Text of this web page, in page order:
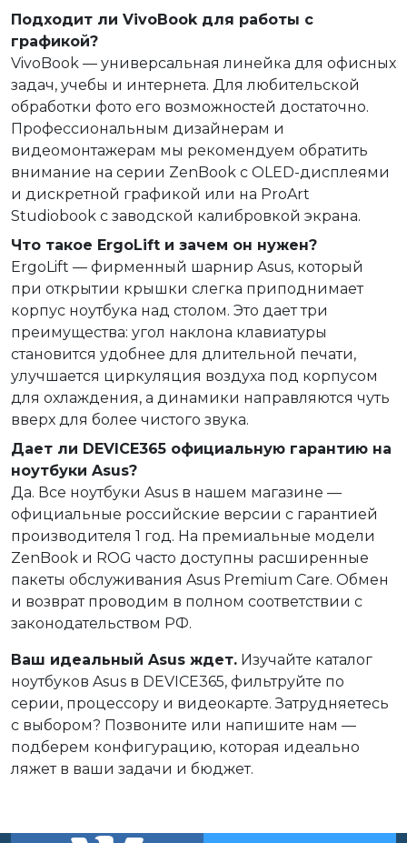
Подходит ли VivoBook для работы с
графикой?
VivoBook — универсальная линейка для офисных
задач, учебы и интернета. Для любительской
обработки фото его возможностей достаточно.
Профессиональным дизайнерам и
видеомонтажерам мы рекомендуем обратить
внимание на серии ZenBook с OLED-дисплеями
и дискретной графикой или на ProArt
Studiobook с заводской калибровкой экрана.
Что такое ErgoLift и зачем он нужен?
ErgoLift — фирменный шарнир Asus, который
при открытии крышки слегка приподнимает
корпус ноутбука над столом. Это дает три
преимущества: угол наклона клавиатуры
становится удобнее для длительной печати,
улучшается циркуляция воздуха под корпусом
для охлаждения, а динамики направляются чуть
вверх для более чистого звука.
Дает ли DEVICE365 официальную гарантию на
ноутбуки Asus?
Да. Все ноутбуки Asus в нашем магазине —
официальные российские версии с гарантией
производителя 1 год. На премиальные модели
ZenBook и ROG часто доступны расширенные
пакеты обслуживания Asus Premium Care. Обмен
и возврат проводим в полном соответствии с
законодательством РФ.
Ваш идеальный Asus ждет. Изучайте каталог
ноутбуков Asus в DEVICE365, фильтруйте по
серии, процессору и видеокарте. Затрудняетесь
с выбором? Позвоните или напишите нам —
подберем конфигурацию, которая идеально
ляжет в ваши задачи и бюджет.